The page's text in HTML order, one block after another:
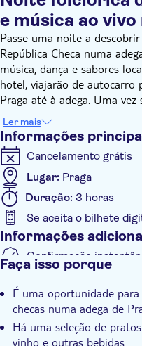
e música ao vivo
Passe uma noite a
República Checa numa
música, dança e sabores
hotel, viajarão de
Praga até à adega. Uma
uma seleção de pratos
vinho e outras bebidas.
Ao longo da noite, quatro
diferentes regiões do país. O
folclóricas e ciganas da
oferecendo uma introdução
Também ouvirá
dulcimer de martelo, a
foles.
Após um breve intervalo, os
partilhar a sua própria
a participar em danças e
pequeno concerto clássico
com obras de compositores
Sarasate, Mozart e Monti. O
Ler mais
Informações
Cancelamento grátis
Lugar: Praga
Duração: 3 horas
Se aceita o bilhete
Informações
Confirmação
Voucher eletrônico
Pick up no hotel
Faça isso porque
É uma oportunidade
checas numa adega de
Há uma seleção de
vinho e outras bebidas